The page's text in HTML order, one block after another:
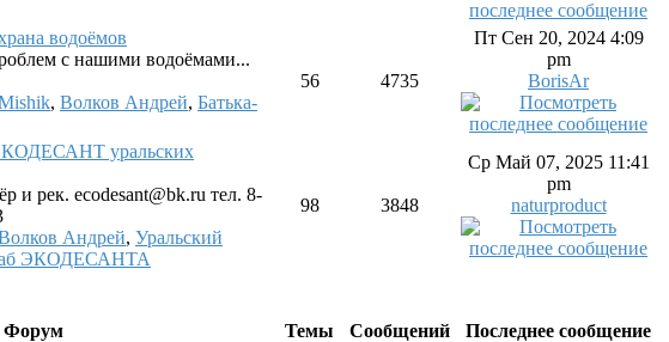
водоёмов
с нашими водоёмами...
, Волков Андрей, Батька-
56 4735
Пт Сен 20, 2024 4:09
pm
BorisAr
уральских
и рек. ecodesant@bk.ru тел. 8-
Андрей, Уральский
ЭКОДЕСАНТА
98 3848
Ср Май 07, 2025 11:41
pm
naturproduct
Форум
Темы Сообщений
Последнее сообщение